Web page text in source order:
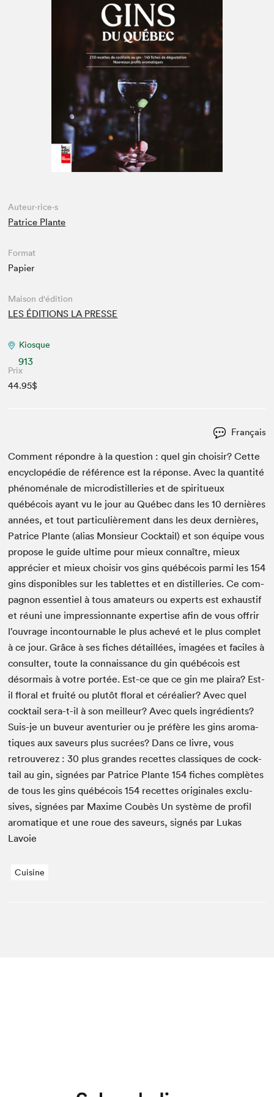
Espace enseignant·e·s
Auteur·rice·s
Patrice Plante
Format
Papier
Maison d'édition
LES ÉDITIONS LA PRESSE
Kiosque
913
Prix
44.95$
Français
Com­ment répondre à la ques­tion : quel gin choisir? Cette
encyclopédie de référence est la réponse. Avec la quan­tité
phénoménale de microdis­til­leries et de spir­itueux
québécois ayant vu le jour au Québec dans les10 dernières
années, et tout particulièrement dans les deux dernières,
Patrice Plante (alias Mon­sieur Cock­tail) et son équipe vous
pro­pose le guide ultime pour mieux connaître, mieux
apprécier et mieux choisir vos gins québécois par­mi les154
gins disponibles sur les tablettes et en dis­til­leries. Ce com­
pagnon essen­tiel à tous ama­teurs ou experts est exhaus­tif
et réuni une impres­sion­nante exper­tise afin de vous offrir
l’ouvrage incon­tourn­able le plus achevé et le plus com­plet
à ce jour. Grâce à ses fich­es détaillées, imagées et faciles à
con­sul­ter, toute la con­nais­sance du gin québécois est
désormais à votre portée. Est-ce que ce gin me plaira? Est-
il flo­ral et fruité ou plutôt flo­ral et céréalier? Avec quel
cock­tail sera-t-il à son meilleur? Avec quels ingrédients?
Suis-je un buveur aven­turi­er ou je préfère les gins aro­ma­
tiques aux saveurs plus sucrées? Dans ce livre, vous
retrou­verez :30 plus grandes recettes clas­siques de cock­
tail au gin, signées par Patrice Plante154 fich­es complètes
de tous les gins québécois154 recettes orig­i­nales exclu­
sives, signées par Maxime Coubès Un système de pro­fil
aro­ma­tique et une roue des saveurs, signés par Lukas
Lavoie
Cuisine